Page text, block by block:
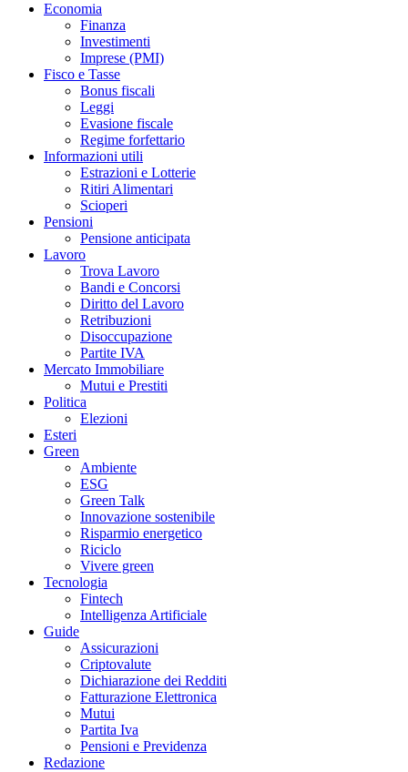
Economia
Finanza
Investimenti
Imprese (PMI)
Fisco e Tasse
Bonus fiscali
Leggi
Evasione fiscale
Regime forfettario
Informazioni utili
Estrazioni e Lotterie
Ritiri Alimentari
Scioperi
Pensioni
Pensione anticipata
Lavoro
Trova Lavoro
Bandi e Concorsi
Diritto del Lavoro
Retribuzioni
Disoccupazione
Partite IVA
Mercato Immobiliare
Mutui e Prestiti
Politica
Elezioni
Esteri
Green
Ambiente
ESG
Green Talk
Innovazione sostenibile
Risparmio energetico
Riciclo
Vivere green
Tecnologia
Fintech
Intelligenza Artificiale
Guide
Assicurazioni
Criptovalute
Dichiarazione dei Redditi
Fatturazione Elettronica
Mutui
Partita Iva
Pensioni e Previdenza
Redazione